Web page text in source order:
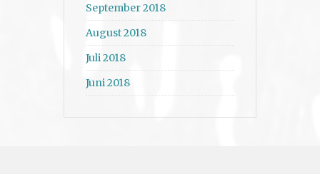
September 2018
August 2018
Juli 2018
Juni 2018